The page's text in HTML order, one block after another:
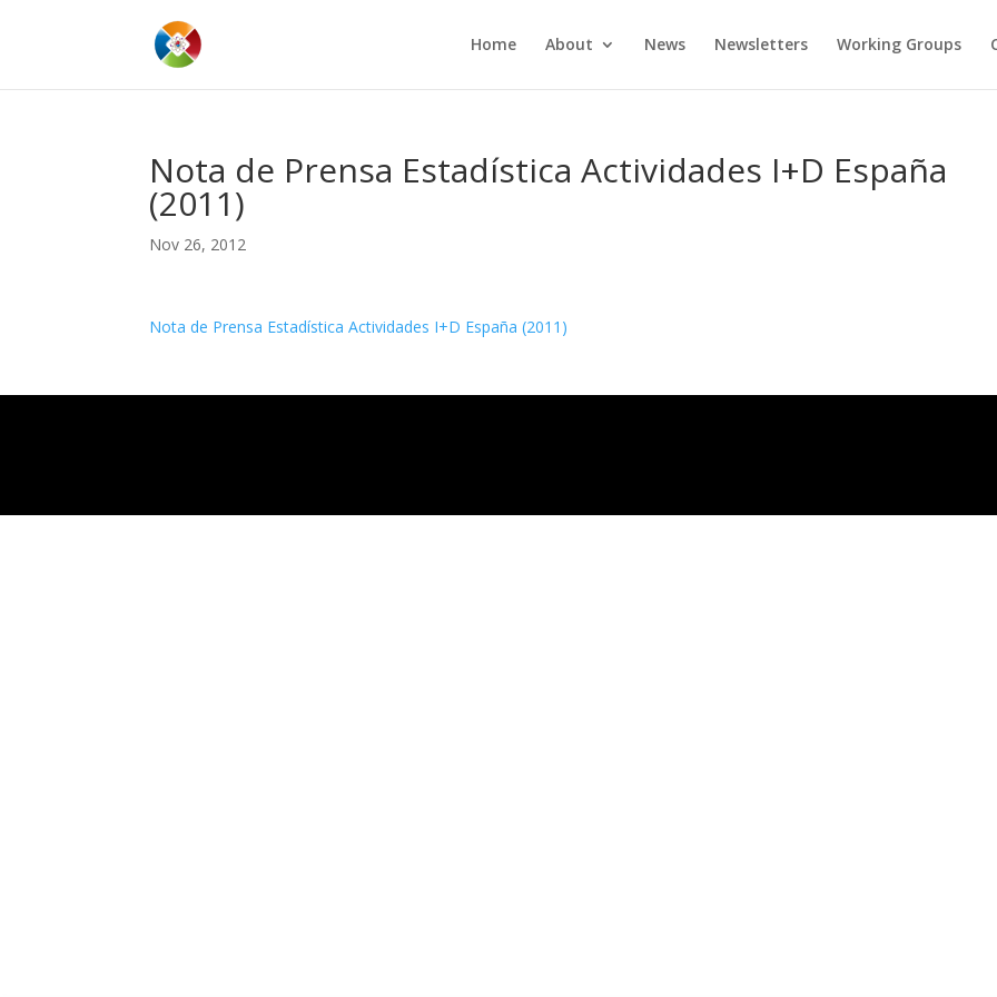
Home About News Newsletters Working Groups
Nota de Prensa Estadística Actividades I+D España
(2011)
Nov 26, 2012
Nota de Prensa Estadística Actividades I+D España (2011)